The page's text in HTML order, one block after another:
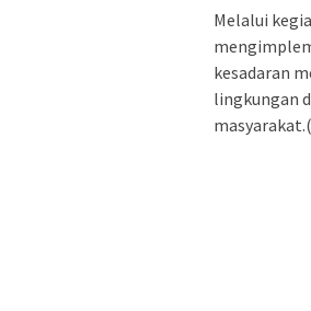
Melalui
kesadaran
lingkungan